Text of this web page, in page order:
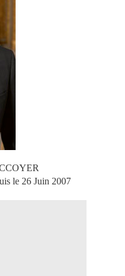
le 26 Juin 2007